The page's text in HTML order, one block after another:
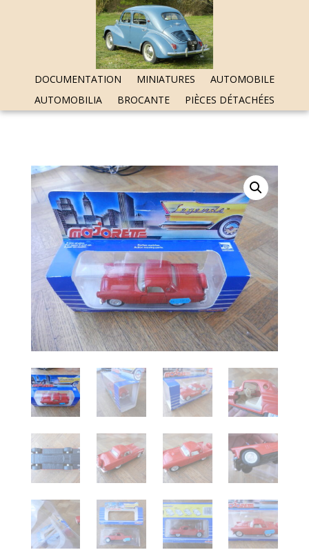
DOCUMENTATION MINIATURES
AUTOMOBILE
AUTOMOBILIA
BROCANTE PIÈCES DÉTACHÉES